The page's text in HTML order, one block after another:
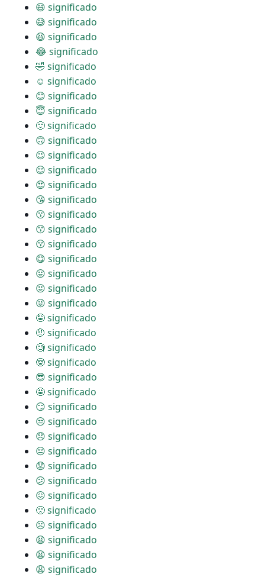
😄 significado
😅 significado
😆 significado
😂 significado
🤣 significado
☺ significado
😊 significado
😇 significado
🙂 significado
🙃 significado
😉 significado
😌 significado
😍 significado
😘 significado
😗 significado
😙 significado
😚 significado
😋 significado
😛 significado
😝 significado
😜 significado
🤪 significado
🤨 significado
🧐 significado
🤓 significado
😎 significado
🤩 significado
😏 significado
😒 significado
😞 significado
😔 significado
😟 significado
😕 significado
😖 significado
🙁 significado
☹ significado
😫 significado
😫 significado
😩 significado